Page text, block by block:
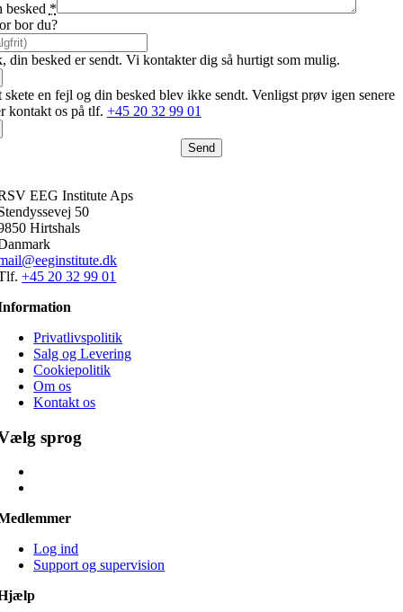
besked *
bor du?
din besked er sendt. Vi kontakter dig så hurtigt som mulig.
skete en fejl og din besked blev ikke sendt. Venligst prøv igen senere
kontakt os på tlf. +45 20 32 99 01
Send
EEG Institute Aps
50
Hirtshals
+45 20 32 99 01
Privatlivspolitik
Salg og Levering
Cookiepolitik
Om os
Kontakt os
sprog
Log ind
Support og supervision